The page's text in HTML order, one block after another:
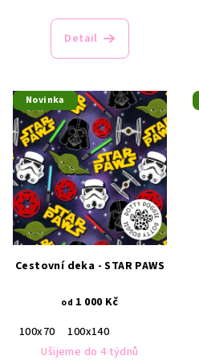
Detail
Novinka
Cestovní deka - STAR PAWS
od 1 000 Kč
100x70
100x140
Ušijeme do 4 týdnů